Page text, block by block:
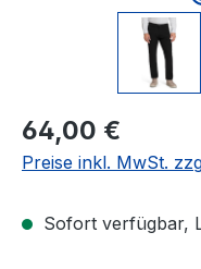
Regulärer Preis:
64,00 €
Preise inkl. MwSt.
Sofort verfügbar,